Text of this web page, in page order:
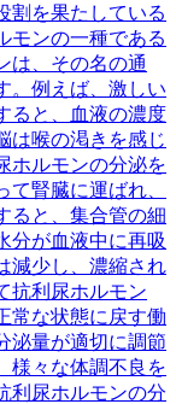
割を果たしている
モンの一種である
は、その名の通
。例えば、激しい
ると、血液の濃度
は喉の渇きを感じ
ホルモンの分泌を
腎臓に運ばれ、
ると、集合管の細
分が血液中に再吸
減少し、濃縮され
抗利尿ホルモン
常な状態に戻す働
泌量が適切に調節
様々な体調不良を
利尿ホルモンの分